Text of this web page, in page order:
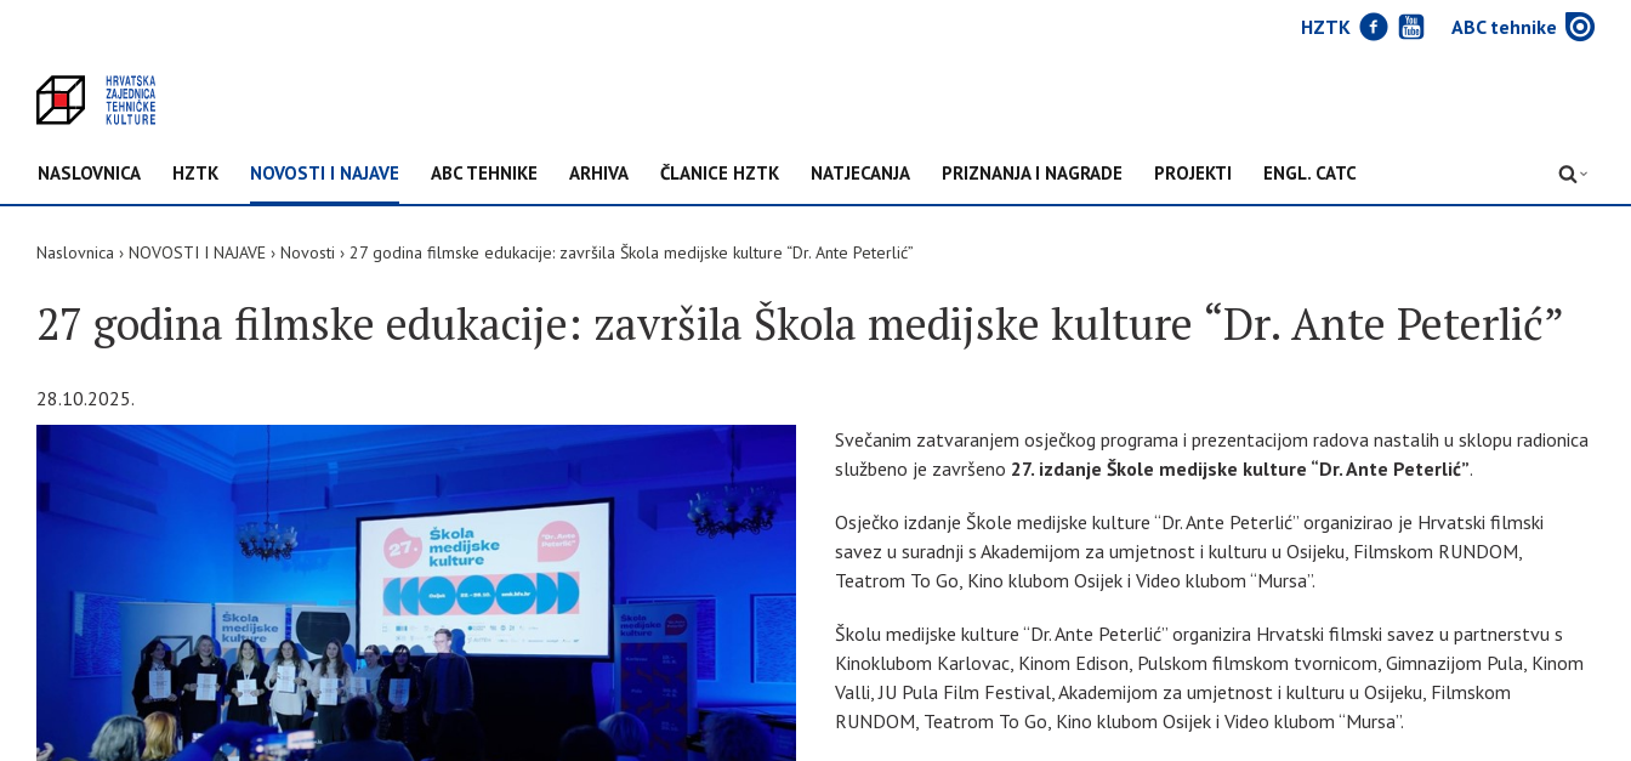
HZTK J Y ABC tehnike w
NASLOVNICA HZTK NOVOSTI I NAJAVE ABC TEHNIKE ARHIVA ČLANICE HZTK NATJECANJA PRIZNANJA I NAGRADE PROJEKTI ENGL. CATC D
Naslovnica NOVOSTI I NAJAVE Novosti 27 godina filmske edukacije: završila Škola medijske kulture “Dr. Ante Peterlić”
27 godina filmske edukacije: završila Škola medijske kulture “Dr. Ante Peterlić”
28.10.2025.
Svečanim zatvaranjem osječkog programa i prezentacijom radova nastalih u sklopu radionica
službeno je završeno 27. izdanje Škole medijske kulture “Dr. Ante Peterlić”.
Osječko izdanje Škole medijske kulture “Dr. Ante Peterlić” organizirao je Hrvatski filmski
savez u suradnji s Akademijom za umjetnost i kulturu u Osijeku, Filmskom RUNDOM,
Teatrom To Go, Kino klubom Osijek i Video klubom “Mursa”.
Školu medijske kulture “Dr. Ante Peterlić” organizira Hrvatski filmski savez u partnerstvu s
Kinoklubom Karlovac, Kinom Edison, Pulskom filmskom tvornicom, Gimnazijom Pula, Kinom
Valli, JU Pula Film Festival, Akademijom za umjetnost i kulturu u Osijeku, Filmskom
RUNDOM, Teatrom To Go, Kino klubom Osijek i Video klubom “Mursa”.